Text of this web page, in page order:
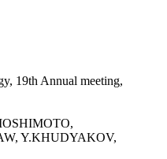
19th Annual meeting,
Y.KHUDYAKOV,